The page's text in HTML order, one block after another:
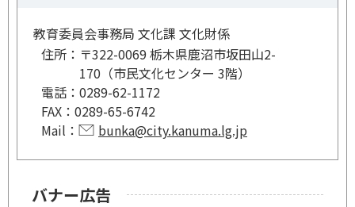
教育委員会事務局 文化課 文化財係
住所： 〒322-0069 栃木県鹿沼市坂田山2-
170（市民文化センター 3階）
電話： 0289-62-1172
FAX： 0289-65-6742
Mail：
bunka@city.kanuma.lg.jp
バナー広告